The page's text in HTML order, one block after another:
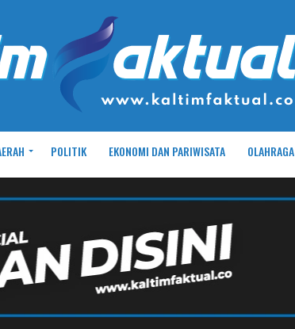
POLITIK EKONOMI DAN PARIWISATA OLAHRAGA